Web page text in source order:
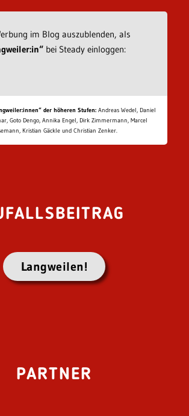
im Blog auszublenden, als
bei Steady einloggen:
der höheren Stufen: Andreas Wedel, Daniel
Goto Dengo, Annika Engel, Dirk Zimmermann, Marcel
Kristian Gäckle und Christian Zenker.
Langweilen!
PARTNER